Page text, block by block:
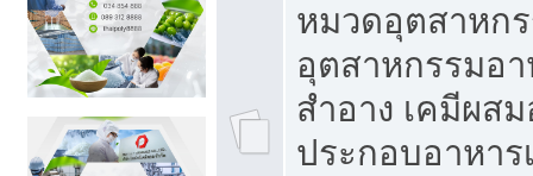
หมวดอุตสาหก
อุตสาหกรรมอา
สำอาง เคมีผส
ประกอบอาหาร